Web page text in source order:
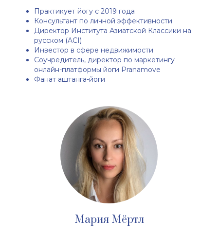
Практикует йогу с 2019 года
Консультант по личной эффективности
Директор Института Азиатской Классики на
русском (ACI)
Инвестор в сфере недвижимости
Соучредитель, директор по маркетингу
онлайн-платформы йоги Pranamove
Фанат аштанга-йоги
Мария Мёртл